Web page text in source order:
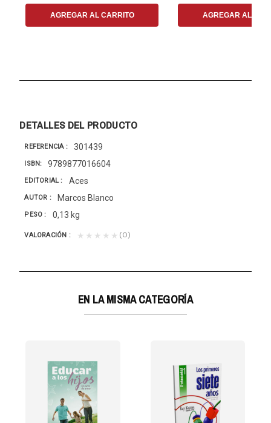
AGREGAR AL CARRITO AGREGAR AL
DETALLES DEL PRODUCTO
REFERENCIA 301439
ISBN 9789877016604
EDITORIAL Aces
AUTOR Marcos Blanco
PESO 0,13 kg
VALORACIÓN ★★★★★ (0)
EN LA MISMA CATEGORÍA
ADVENTISTA